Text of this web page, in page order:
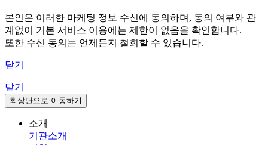
본인은 이러한 마케팅 정보 수신에 동의하며, 동의 여부와 관
계없이 기본 서비스 이용에는 제한이 없음을 확인합니다.
또한 수신 동의는 언제든지 철회할 수 있습니다.
닫기
닫기
최상단으로 이동하기
소개
기관소개